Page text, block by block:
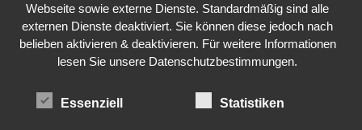
Webseite sowie externe Dienste. Standardmäßig sind alle
externen Dienste deaktiviert. Sie können diese jedoch nach
belieben aktivieren & deaktivieren. Für weitere Informationen
lesen Sie unsere Datenschutzbestimmungen.
Essenziell Statistiken